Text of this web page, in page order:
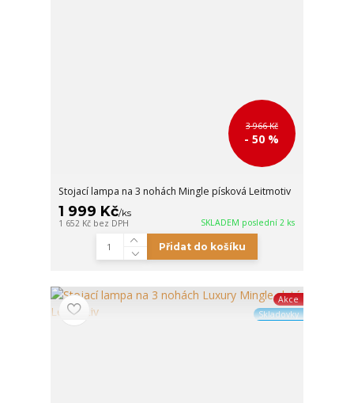
3 966 Kč
- 50 %
Stojací lampa na 3 nohách Mingle písková Leitmotiv
1 999 Kč/ks
1 652 Kč bez DPH SKLADEM poslední 2 ks
Přidat do košíku
Akce
Skladovky